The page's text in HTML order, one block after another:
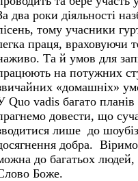
два роки діяльності
тому учасники
праця, враховуючи
Та й умов для
на потужних
«домашніх»
Quo vadis багато
довести, що
лише до
добра.
до багатьох людей,
Боже.